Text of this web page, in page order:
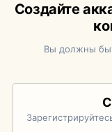
Создайте
Вы должны